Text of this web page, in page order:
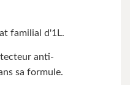
familial d'1L.
anti-
sa formule.